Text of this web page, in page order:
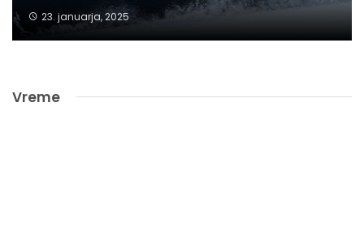
23. januarja, 2025
Vreme